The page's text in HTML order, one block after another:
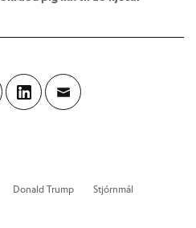
Don­ald Trump
Stjórn­mál